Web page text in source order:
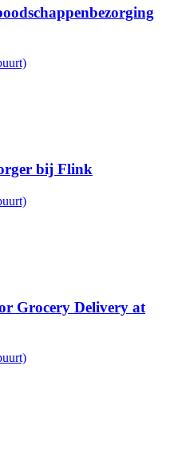
bij Flink
Grocery Delivery at